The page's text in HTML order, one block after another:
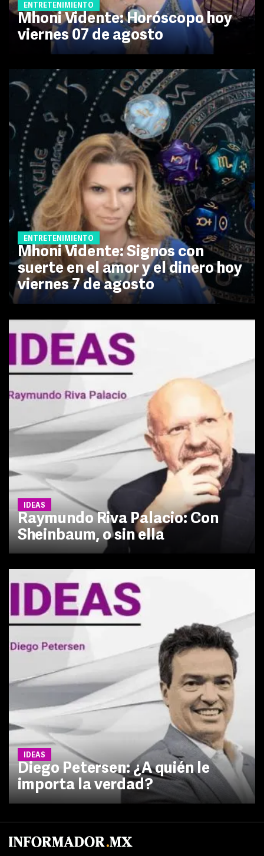
ENTRETENIMIENTO
Mhoni Vidente: Horóscopo hoy
viernes 07 de agosto
ENTRETENIMIENTO
Mhoni Vidente: Signos con
suerte en el amor y el dinero hoy
viernes 7 de agosto
IDEAS
Raymundo Riva Palacio: Con
Sheinbaum, o sin ella
IDEAS
Diego Petersen: ¿A quién le
importa la verdad?